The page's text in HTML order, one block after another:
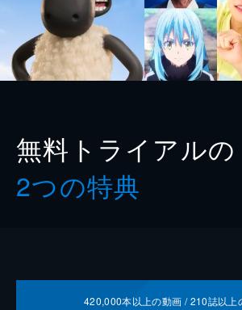
無料トライアルの
2つの特典
420,000本以上の動画 /210誌以上